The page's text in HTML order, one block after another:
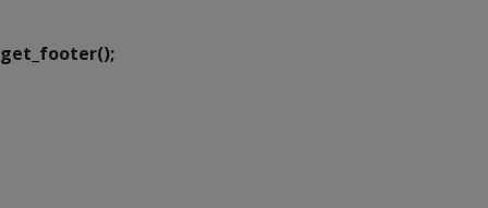
get_footer();